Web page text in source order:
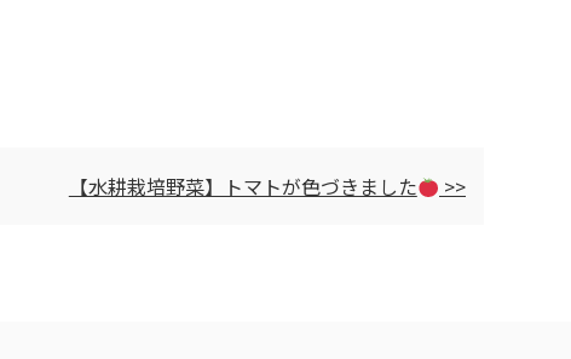
【水耕栽培野菜】トマトが色づきました >>